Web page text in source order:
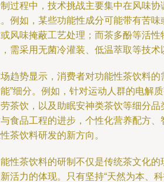
过程中，技术挑战主要集中在风味
例如，某些功能性成分可能带有苦
风味掩蔽工艺处理；而茶多酚等活
需采用无菌冷灌装、低温萃取等技
趋势显示，消费者对功能性茶饮料的
”细分。例如，针对运动人群的电解
茶饮，以及助眠安神类茶饮等细分
食品工程的进步，个性化营养配方
茶饮料研发的新方向。
性茶饮料的研制不仅是传统茶文化
活力的体现。只有坚持“天然为本、